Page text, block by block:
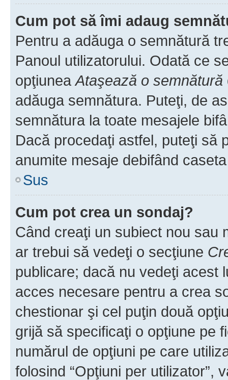
Cum pot să îmi adaug
Pentru a adăuga o semnătură
Panoul utilizatorului. Odată ce
opţiuneaAtaşează o semnătură
adăuga semnătura. Puteţi, de
semnătura la toate mesajele
Dacă procedaţi astfel, puteţi să
anumite mesaje debifând
Sus
Cum pot crea un sondaj?
Când creaţi un subiect nou sau
ar trebui să vedeţi o secţiune
publicare; dacă nu vedeţi acest
acces necesare pentru a crea
chestionar şi cel puţin două
grijă să specificaţi o opţiune pe
numărul de opţiuni pe care
folosind “Opţiuni per utilizator”,